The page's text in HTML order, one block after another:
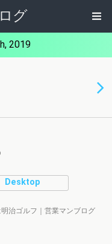
グ
2019
Desktop
治ゴルフ｜営業マンブログ